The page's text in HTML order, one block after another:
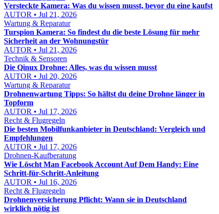
Versteckte Kamera: Was du wissen musst, bevor du eine kaufst
AUTOR • Jul 21, 2026
Wartung & Reparatur
Turspion Kamera: So findest du die beste Lösung für mehr
Sicherheit an der Wohnungstür
AUTOR • Jul 21, 2026
Technik & Sensoren
Die Qinux Drohne: Alles, was du wissen musst
AUTOR • Jul 20, 2026
Wartung & Reparatur
Drohnenwartung Tipps: So hältst du deine Drohne länger in
Topform
AUTOR • Jul 17, 2026
Recht & Flugregeln
Die besten Mobilfunkanbieter in Deutschland: Vergleich und
Empfehlungen
AUTOR • Jul 17, 2026
Drohnen-Kaufberatung
Wie Löscht Man Facebook Account Auf Dem Handy: Eine
Schritt-für-Schritt-Anleitung
AUTOR • Jul 16, 2026
Recht & Flugregeln
Drohnenversicherung Pflicht: Wann sie in Deutschland
wirklich nötig ist